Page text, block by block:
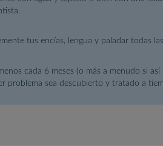
tus encías, lengua y paladar todas
cada 6 meses (o más a menudo si
problema sea descubierto y tratado a